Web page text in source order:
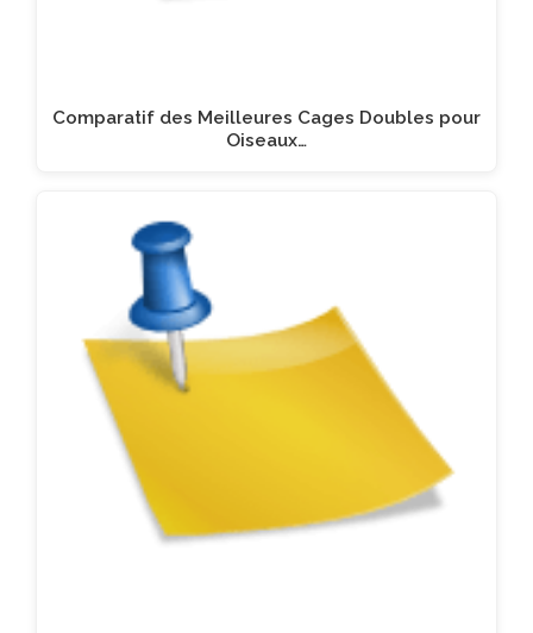
Comparatif des Meilleures Cages Doubles pour
Oiseaux…